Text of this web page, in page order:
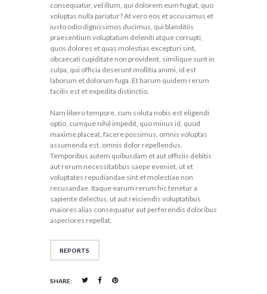
consequatur, vel illum, qui dolorem eum fugiat, quo
voluptas nulla pariatur? At vero eos et accusamus et
iusto odio dignissimos ducimus, qui blanditiis
praesentium voluptatum deleniti atque corrupti,
quos dolores et quas molestias excepturi sint,
obcaecati cupiditate non provident, similique sunt in
culpa, qui officia deserunt mollitia animi, id est
laborum et dolorum fuga. Et harum quidem rerum
facilis est et expedita distinctio.
Nam libero tempore, cum soluta nobis est eligendi
optio, cumque nihil impedit, quo minus id, quod
maxime placeat, facere possimus, omnis voluptas
assumenda est, omnis dolor repellendus.
Temporibus autem quibusdam et aut officiis debitis
aut rerum necessitatibus saepe eveniet, ut et
voluptates repudiandae sint et molestiae non
recusandae. Itaque earum rerum hic tenetur a
sapiente delectus, ut aut reiciendis voluptatibus
maiores alias consequatur aut perferendis doloribus
asperiores repellat.
REPORTS
SHARE: